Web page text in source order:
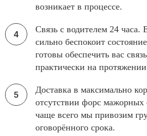
возникает в процессе.
Связь с водителем 24 часа.
сильно беспокоит
готовы обеспечить вас
практически на
Доставка в максимально
отсутствии форс мажорных
чаще всего мы привозим
оговорённого срока.